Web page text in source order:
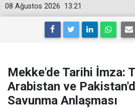
13:21
08 Ağustos 2026
Mekke'de Tarihi İmza:
Arabistan ve
Savunma Anlaşması